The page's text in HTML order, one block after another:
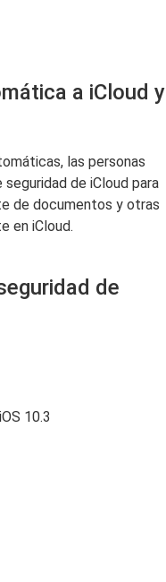
a iCloud y
las personas
de iCloud para
de documentos y otras
en iCloud.
de
10.3